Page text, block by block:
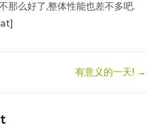
那么好了,整体性能也差不多吧.
有意义的一天! →